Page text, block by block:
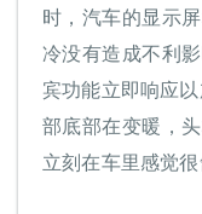
时，汽车的显示
冷没有造成不利
宾功能立即响应
部底部在变暖，
立刻在车里感觉很